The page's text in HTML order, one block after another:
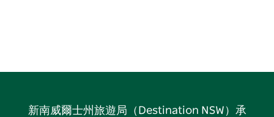
新南威爾士州旅遊局（Destination NSW）承